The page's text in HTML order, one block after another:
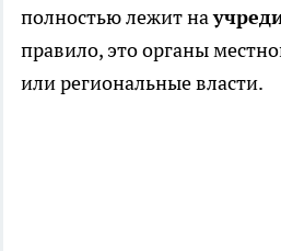
полностью лежит на
правило, это органы
или региональные власти.